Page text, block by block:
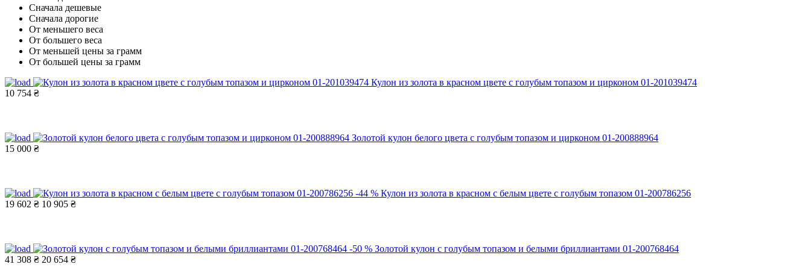
Сначала дешевые
Сначала дорогие
От меньшего веса
От большего веса
От меньшей цены за грамм
От большей цены за грамм
Кулон из золота в красном цвете с голубым топазом и цирконом 01-201039474
10 754 ₴
Золотой кулон белого цвета с голубым топазом и цирконом 01-200888964
15 000 ₴
-44 % Кулон из золота в красном с белым цвете с голубым топазом 01-200786256
19 602 ₴ 10 905 ₴
-50 % Золотой кулон с голубым топазом и белыми бриллиантами 01-200768464
41 308 ₴ 20 654 ₴